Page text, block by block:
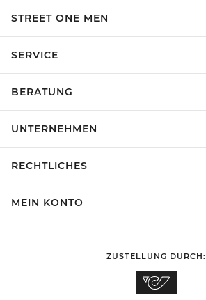
STREET ONE MEN
SERVICE
BERATUNG
UNTERNEHMEN
RECHTLICHES
MEIN KONTO
ZUSTELLUNG DURCH: